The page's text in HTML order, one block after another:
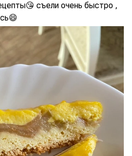
съели очень быстро ,